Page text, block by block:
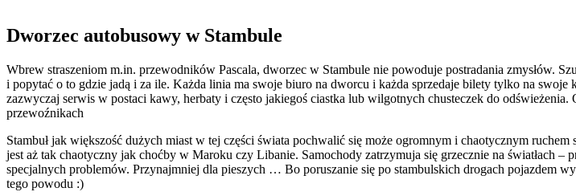
Dworzec autobusowy w Stambule
Wbrew straszeniom m.in. przewodników Pascala, dworzec w Stambule nie powoduje postradania zmysłów.
i popytać o to gdzie jadą i za ile. Każda linia ma swoje biuro na dworcu i każda sprzedaje bilety tylko na
zazwyczaj serwis w postaci kawy, herbaty i często jakiegoś ciastka lub wilgotnych chusteczek do
przewoźnikach
Stambuł jak większość dużych miast w tej części świata pochwalić się może ogromnym i chaotycznym
jest aż tak chaotyczny jak choćby w Maroku czy Libanie. Samochody zatrzymuja się grzecznie na światłach
specjalnych problemów. Przynajmniej dla pieszych … Bo poruszanie się po stambulskich drogach pojazdem
tego powodu :)